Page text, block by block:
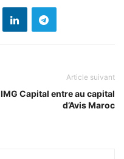
Article suivant
IMG Capital entre au capital
d’Avis Maroc